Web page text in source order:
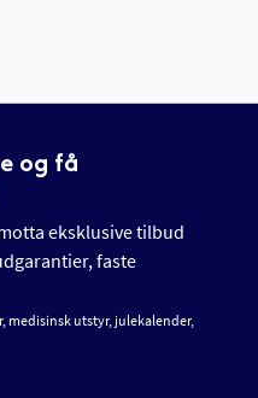
og få
eksklusive tilbud
faste
medisinsk utstyr, julekalender,